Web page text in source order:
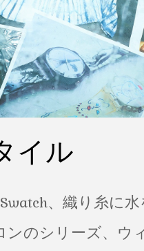
イル
、織り糸に
のシリーズ、ウ